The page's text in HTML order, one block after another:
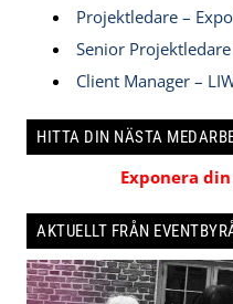
Projektledare –
Senior
Client Manager –
HITTA DIN NÄSTA
Exponera
AKTUELLT FRÅN